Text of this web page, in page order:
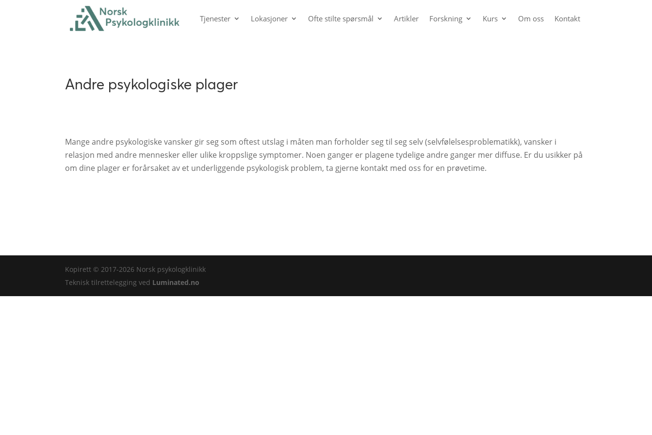
Tjenester Lokasjoner Ofte stilte spørsmål Artikler Forskning Kurs Om oss Kontakt
Andre psykologiske plager
Mange andre psykologiske vansker gir seg som oftest utslag i måten man forholder seg til seg selv (selvfølelsesproblematikk), vansker i
relasjon med andre mennesker eller ulike kroppslige symptomer. Noen ganger er plagene tydelige andre ganger mer diffuse. Er du usikker på
om dine plager er forårsaket av et underliggende psykologisk problem, ta gjerne kontakt med oss for en prøvetime.
Kopirett © 2017-2026 Norsk psykologklinikk
Teknisk tilrettelegging ved Luminated.no